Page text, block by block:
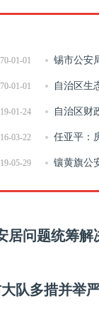
01-01 锡市公安
道路交通安
01-01 自治区生
险隐患排查
01-24 自治区财
治区科技重
03-22 任亚平：
统筹解决
05-29 镶黄旗公
劝导活动
居问题统筹解
队多措并举